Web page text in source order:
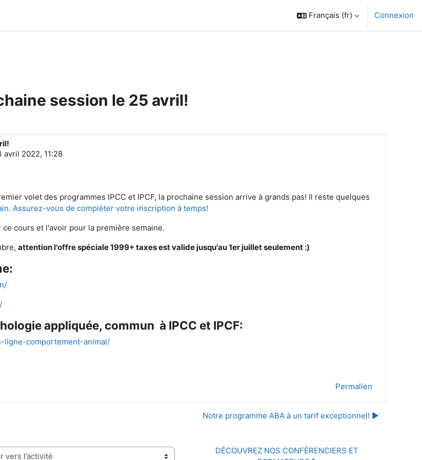
Français ‎(fr)‎ Connexion
session le 25 avril!
avril 2022, 11:28
volet des programmes IPCC et IPCF, la prochaine session arrive à grands pas! Il reste quelques
Assurez-vous de compléter votre inscription à temps!
cours et l'avoir pour la première semaine.
attention l'offre spéciale 1999+ taxes est valide jusqu'au 1er juillet seulement :)
appliquée, commun à IPCC et IPCF:
ligne-comportement-animal/
Permalien
Notre programme ABA à un tarif exceptionnel! ▶︎
DÉCOUVREZ NOS CONFÉRENCIERS ET